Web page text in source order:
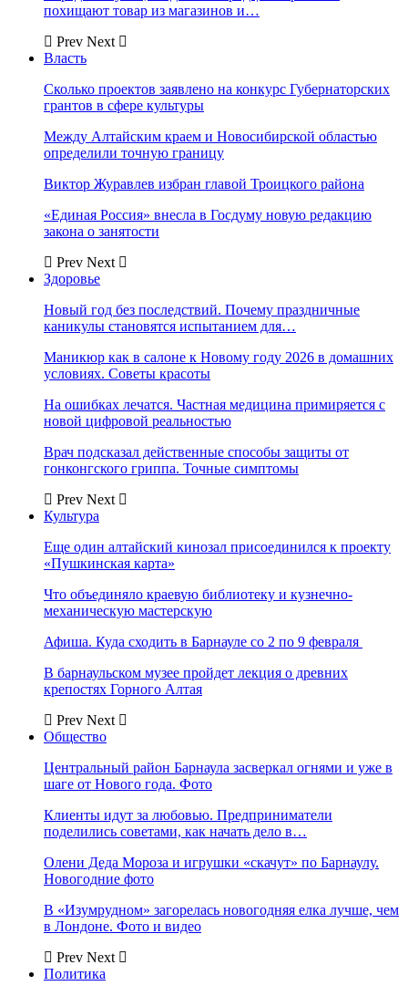
похищают товар из магазинов и…
Prev Next
Власть
Сколько проектов заявлено на конкурс Губернаторских
грантов в сфере культуры
Между Алтайским краем и Новосибирской областью
определили точную границу
Виктор Журавлев избран главой Троицкого района
«Единая Россия» внесла в Госдуму новую редакцию
закона о занятости
Prev Next
Здоровье
Новый год без последствий. Почему праздничные
каникулы становятся испытанием для…
Маникюр как в салоне к Новому году 2026 в домашних
условиях. Советы красоты
На ошибках лечатся. Частная медицина примиряется с
новой цифровой реальностью
Врач подсказал действенные способы защиты от
гонконгского гриппа. Точные симптомы
Prev Next
Культура
Еще один алтайский кинозал присоединился к проекту
«Пушкинская карта»
Что объединяло краевую библиотеку и кузнечно-
механическую мастерскую
Афиша. Куда сходить в Барнауле со 2 по 9 февраля
В барнаульском музее пройдет лекция о древних
крепостях Горного Алтая
Prev Next
Общество
Центральный район Барнаула засверкал огнями и уже в
шаге от Нового года. Фото
Клиенты идут за любовью. Предприниматели
поделились советами, как начать дело в…
Олени Деда Мороза и игрушки «скачут» по Барнаулу.
Новогодние фото
В «Изумрудном» загорелась новогодняя елка лучше, чем
в Лондоне. Фото и видео
Prev Next
Политика